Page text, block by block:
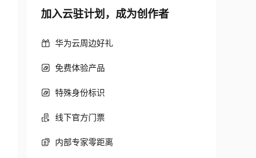
加入云驻计划，成为创作者
华为云周边好礼
免费体验产品
特殊身份标识
线下官方门票
内部专家零距离